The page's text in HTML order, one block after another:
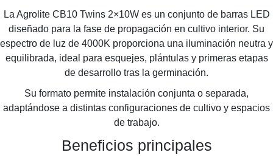
La Agrolite CB10 Twins 2×10W es un conjunto de barras LED
diseñado para la fase de propagación en cultivo interior. Su
espectro de luz de 4000K proporciona una iluminación neutra y
equilibrada, ideal para esquejes, plántulas y primeras etapas
de desarrollo tras la germinación.
Su formato permite instalación conjunta o separada,
adaptándose a distintas configuraciones de cultivo y espacios
de trabajo.
Beneficios principales